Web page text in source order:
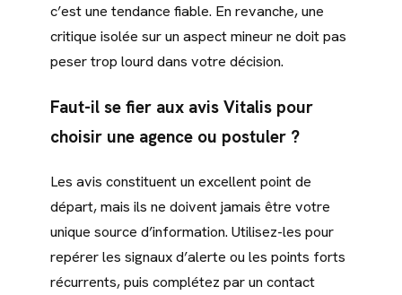
c’est une tendance fiable. En revanche, une
critique isolée sur un aspect mineur ne doit pas
peser trop lourd dans votre décision.
Faut-il se fier aux avis Vitalis pour
choisir une agence ou postuler ?
Les avis constituent un excellent point de
départ, mais ils ne doivent jamais être votre
unique source d’information. Utilisez-les pour
repérer les signaux d’alerte ou les points forts
récurrents, puis complétez par un contact